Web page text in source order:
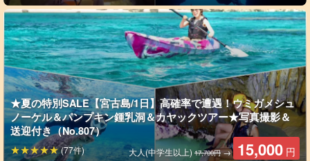
鍾乳石がまるでかぼちゃのような形をし、竜宮の神が宿ると言わ
れているパワースポットになっています。長い年月をかけて生ま
れた鍾乳洞の探検はハラハラドキドキ...！
★夏の特別SALE【宮古島/1日】高確率で遭遇！ウミガメシュ
ノーケル＆パンプキン鍾乳洞＆カヤックツアー★写真撮影＆
送迎付き（No.807）
大人(中学生以上) 17,700円→ 15,000 円
(77件)